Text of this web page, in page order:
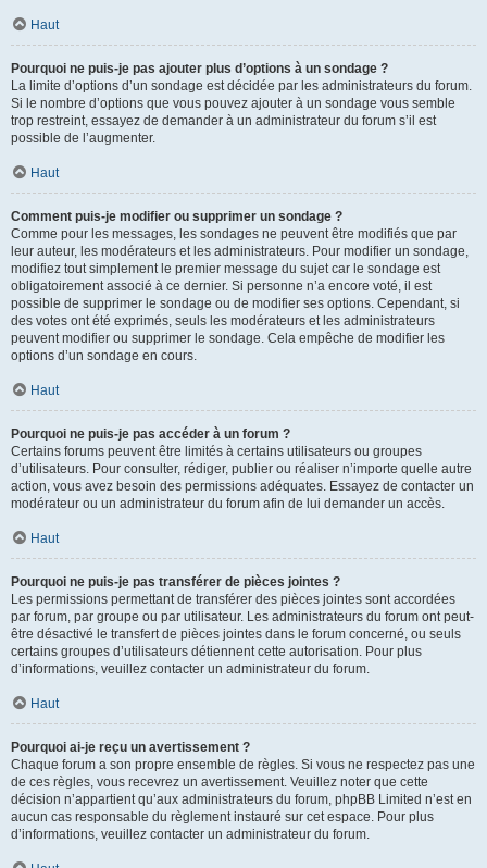
Haut
Pourquoi ne puis-je pas ajouter plus d’options à un sondage ?
La limite d’options d’un sondage est décidée par les administrateurs du forum.
Si le nombre d’options que vous pouvez ajouter à un sondage vous semble
trop restreint, essayez de demander à un administrateur du forum s’il est
possible de l’augmenter.
Haut
Comment puis-je modifier ou supprimer un sondage ?
Comme pour les messages, les sondages ne peuvent être modifiés que par
leur auteur, les modérateurs et les administrateurs. Pour modifier un sondage,
modifiez tout simplement le premier message du sujet car le sondage est
obligatoirement associé à ce dernier. Si personne n’a encore voté, il est
possible de supprimer le sondage ou de modifier ses options. Cependant, si
des votes ont été exprimés, seuls les modérateurs et les administrateurs
peuvent modifier ou supprimer le sondage. Cela empêche de modifier les
options d’un sondage en cours.
Haut
Pourquoi ne puis-je pas accéder à un forum ?
Certains forums peuvent être limités à certains utilisateurs ou groupes
d’utilisateurs. Pour consulter, rédiger, publier ou réaliser n’importe quelle autre
action, vous avez besoin des permissions adéquates. Essayez de contacter un
modérateur ou un administrateur du forum afin de lui demander un accès.
Haut
Pourquoi ne puis-je pas transférer de pièces jointes ?
Les permissions permettant de transférer des pièces jointes sont accordées
par forum, par groupe ou par utilisateur. Les administrateurs du forum ont peut-
être désactivé le transfert de pièces jointes dans le forum concerné, ou seuls
certains groupes d’utilisateurs détiennent cette autorisation. Pour plus
d’informations, veuillez contacter un administrateur du forum.
Haut
Pourquoi ai-je reçu un avertissement ?
Chaque forum a son propre ensemble de règles. Si vous ne respectez pas une
de ces règles, vous recevrez un avertissement. Veuillez noter que cette
décision n’appartient qu’aux administrateurs du forum, phpBB Limited n’est en
aucun cas responsable du règlement instauré sur cet espace. Pour plus
d’informations, veuillez contacter un administrateur du forum.